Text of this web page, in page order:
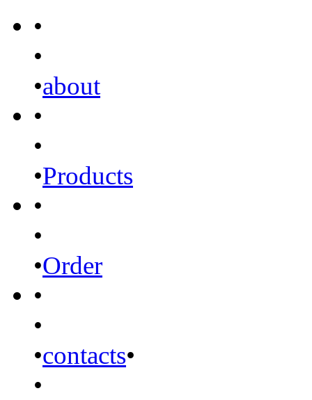
•
•
•about
•
•
•Products
•
•
•Order
•
•
•contacts•
•